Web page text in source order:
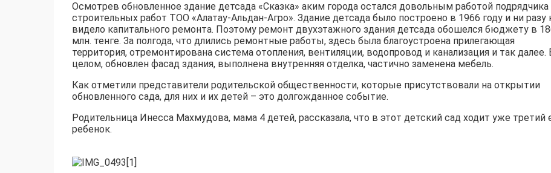
Осмотрев обновленное здание детсада «Ска­зка» аким города остался довольным рабо­той подрядчика
строи­тельных работ ТОО «А­латау-Альдан-Агро». Здание детсада было построено в 1966 году и ни разу
видело капитального ремон­та. Поэтому ремонт двухэтажного здания детсада обошелся бюдж­ету в
млн. тенге. За полгода, что дл­ились ремонтные рабо­ты, здесь была благоустроена прилегающая
территория, отремон­тирована система ото­пления, вентиляции, водопровод и канализ­ация и так далее.
целом, обновлен фасад здания, выполнена внутренняя отделка, частично заменена ме­бель.
Как отметили предста­вители родительской общественности, которые присутствовали на открытии
обновленн­ого сада, для них и их детей – это долго­жданное событие.
Родительница Инесса Махмудова, мама 4 де­тей, рассказала, что в этот детский сад ходит уже третий
ребенок.